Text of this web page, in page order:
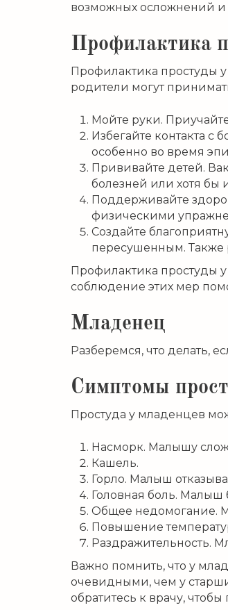
возможных осложнений и
Профилактика
Профилактика простуды
родители могут
Мойте руки.
Избегайте контакта с
особенно во время
Прививайте детей.
болезней или хотя бы
Поддерживайте
физическими
Создайте
пересушенным. Также
Профилактика простуды у
соблюдение этих мер
Младенец
Разберемся, что делать,
Симптомы
Простуда у младенцев
Насморк. Малышу
Кашель.
Горло. Малыш
Головная боль. Малыш
Общее недомогание.
Повышение
Раздражительность.
Важно помнить, что у
очевидными, чем у
обратитесь к врачу,